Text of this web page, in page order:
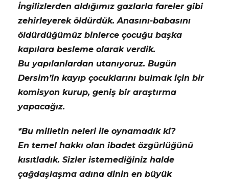
İngilizlerden aldığımız gazlarla fareler gibi
zehirleyerek öldürdük. Anasını-babasını
öldürdüğümüz binlerce çocuğu başka
kapılara besleme olarak verdik.
Bu yapılanlardan utanıyoruz. Bugün
Dersim’in kayıp çocuklarını bulmak için bir
komisyon kurup, geniş bir araştırma
yapacağız.
*Bu milletin neleri ile oynamadık ki?
En temel hakkı olan ibadet özgürlüğünü
kısıtladık. Sizler istemediğiniz halde
çağdaşlaşma adına dinin en büyük